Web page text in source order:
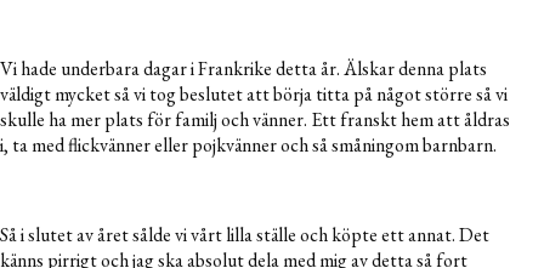
Vi hade underbara dagar i Frankrike detta år. Älskar denna plats
väldigt mycket så vi tog beslutet att börja titta på något större så vi
skulle ha mer plats för familj och vänner. Ett franskt hem att åldras
i, ta med flickvänner eller pojkvänner och så småningom barnbarn.
Så i slutet av året sålde vi vårt lilla ställe och köpte ett annat. Det
känns pirrigt och jag ska absolut dela med mig av detta så fort